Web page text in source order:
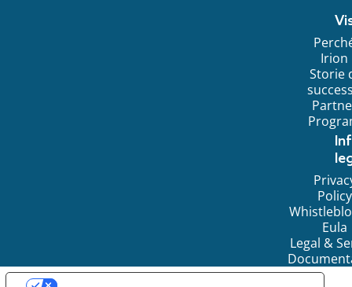
Irion
Storie
Policy
Eula
Legal &